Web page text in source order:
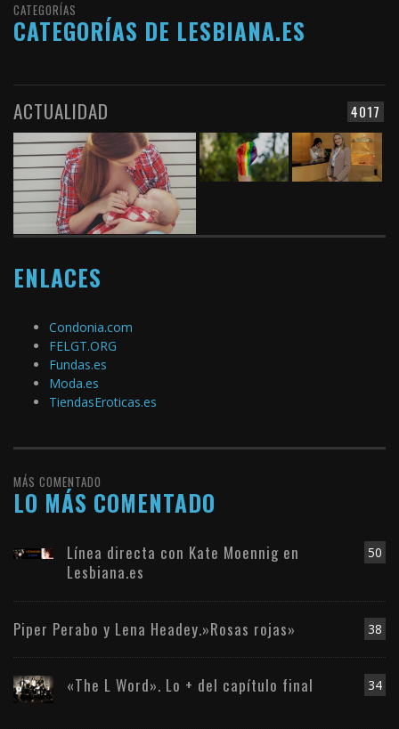
CATEGORÍAS
CATEGORÍAS DE LESBIANA.ES
4017
ACTUALIDAD
ENLACES
Condonia.com
FELGT.ORG
Fundas.es
Moda.es
TiendasEroticas.es
MÁS COMENTADO
LO MÁS COMENTADO
50
Línea directa con Kate Moennig en
Lesbiana.es
38
Piper Perabo y Lena Headey.»Rosas rojas»
34
«The L Word». Lo + del capítulo final